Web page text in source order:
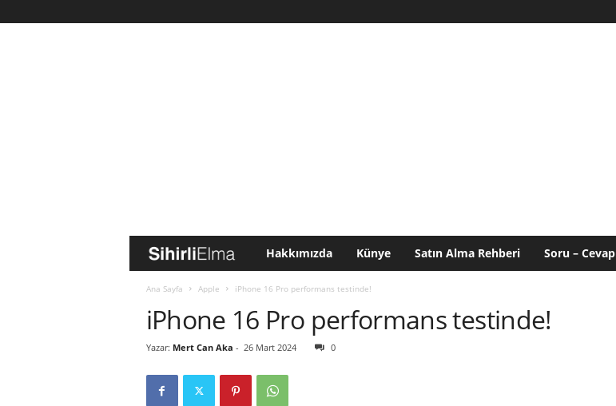
i
h
Hakkımızda Künye Satın Alma Rehberi Soru – Cevap
Ana Sayfa Apple iPhone 16 Pro performans testinde!
iPhone 16 Pro performans testinde!
Yazar: Mert Can Aka - 26 Mart 2024 0